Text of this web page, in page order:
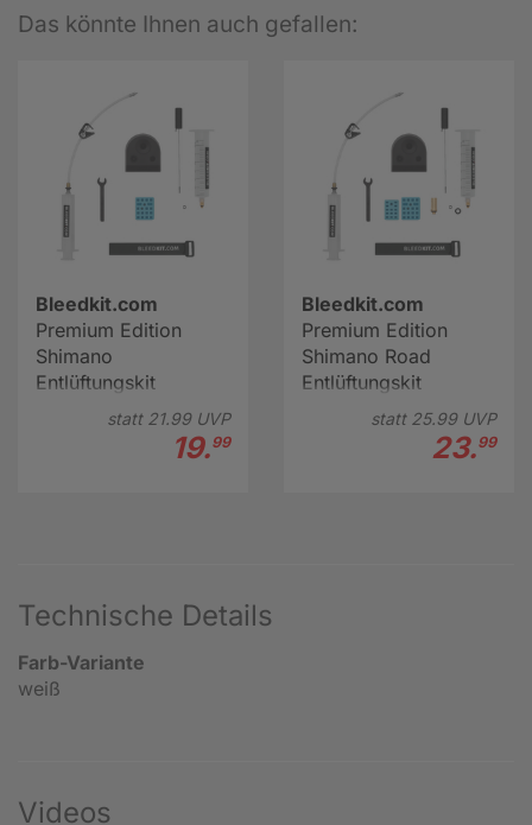
Das könnte Ihnen auch gefallen:
Bleedkit.com
Premium Edition
Shimano
Entlüftungskit
statt 21.99UVP
19.99
Bleedkit.com
Premium Edition
Shimano Road
Entlüftungskit
statt 25.99UVP
23.99
Technische Details
Farb-Variante
weiß
Videos